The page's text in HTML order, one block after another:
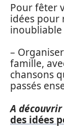
Pour fêter
idées pour
inoubliable
–
famille,
chansons
passés
A
des idées